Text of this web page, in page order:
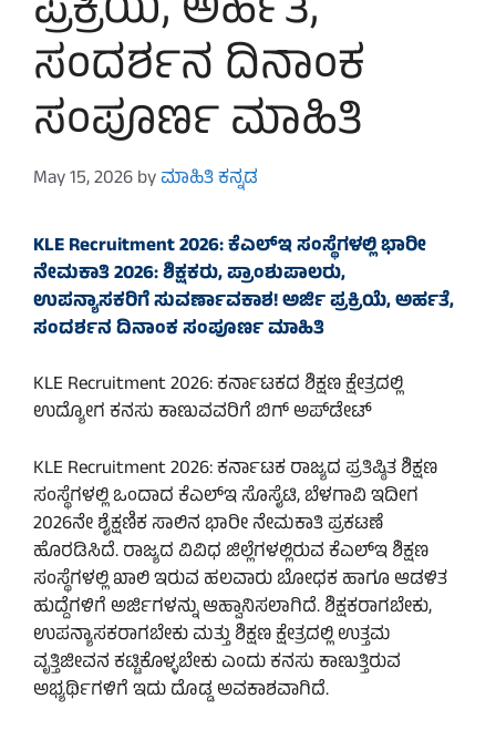
ಸಂದರ್ಶನ ದಿನಾಂಕ
ಸಂಪೂರ್ಣ ಮಾಹಿತಿ
May 15, 2026byಮಾಹಿತಿ ಕನ್ನಡ
KLE Recruitment 2026: ಕೆಎಲ್‌ಇ ಸಂಸ್ಥೆಗಳಲ್ಲಿ ಭಾರೀ
ನೇಮಕಾತಿ 2026: ಶಿಕ್ಷಕರು, ಪ್ರಾಂಶುಪಾಲರು,
ಉಪನ್ಯಾಸಕರಿಗೆ ಸುವರ್ಣಾವಕಾಶ! ಅರ್ಜಿ ಪ್ರಕ್ರಿಯೆ, ಅರ್ಹತೆ,
ಸಂದರ್ಶನ ದಿನಾಂಕ ಸಂಪೂರ್ಣ ಮಾಹಿತಿ
KLE Recruitment 2026: ಕರ್ನಾಟಕದ ಶಿಕ್ಷಣ ಕ್ಷೇತ್ರದಲ್ಲಿ
ಉದ್ಯೋಗ ಕನಸು ಕಾಣುವವರಿಗೆ ಬಿಗ್ ಅಪ್‌ಡೇಟ್
KLE Recruitment 2026: ಕರ್ನಾಟಕ ರಾಜ್ಯದ ಪ್ರತಿಷ್ಠಿತ ಶಿಕ್ಷಣ
ಸಂಸ್ಥೆಗಳಲ್ಲಿ ಒಂದಾದ ಕೆಎಲ್‌ಇ ಸೊಸೈಟಿ, ಬೆಳಗಾವಿ ಇದೀಗ
2026ನೇ ಶೈಕ್ಷಣಿಕ ಸಾಲಿನ ಭಾರೀ ನೇಮಕಾತಿ ಪ್ರಕಟಣೆ
ಹೊರಡಿಸಿದೆ. ರಾಜ್ಯದ ವಿವಿಧ ಜಿಲ್ಲೆಗಳಲ್ಲಿರುವ ಕೆಎಲ್‌ಇ ಶಿಕ್ಷಣ
ಸಂಸ್ಥೆಗಳಲ್ಲಿ ಖಾಲಿ ಇರುವ ಹಲವಾರು ಬೋಧಕ ಹಾಗೂ ಆಡಳಿತ
ಹುದ್ದೆಗಳಿಗೆ ಅರ್ಜಿಗಳನ್ನು ಆಹ್ವಾನಿಸಲಾಗಿದೆ. ಶಿಕ್ಷಕರಾಗಬೇಕು,
ಉಪನ್ಯಾಸಕರಾಗಬೇಕು ಮತ್ತು ಶಿಕ್ಷಣ ಕ್ಷೇತ್ರದಲ್ಲಿ ಉತ್ತಮ
ವೃತ್ತಿಜೀವನ ಕಟ್ಟಿಕೊಳ್ಳಬೇಕು ಎಂದು ಕನಸು ಕಾಣುತ್ತಿರುವ
ಅಭ್ಯರ್ಥಿಗಳಿಗೆ ಇದು ದೊಡ್ಡ ಅವಕಾಶವಾಗಿದೆ.